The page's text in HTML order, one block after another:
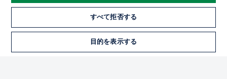
プライバシー・ポリシー 優先設定を管理する
すべて拒否する
目的を表示する